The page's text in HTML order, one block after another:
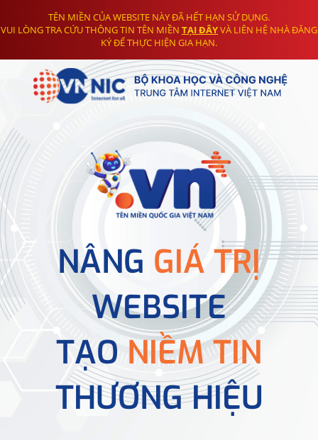
TÊN MIỀN CỦA WEBSITE NÀY ĐÃ HẾT HẠN SỬ DỤNG.
VUI LÒNG TRA CỨU THÔNG TIN TÊN MIỀN TẠI ĐÂYVÀ LIÊN HỆ NHÀ ĐĂNG
KÝ ĐỂ THỰC HIỆN GIA HẠN.
NÂNG GIÁ TRỊ
WEBSITE
TẠONIỀM TIN
THƯƠNG HIỆU